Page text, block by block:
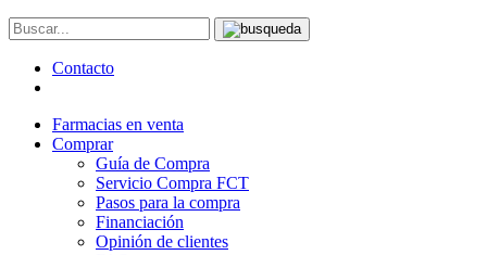
Contacto
Farmacias en venta
Comprar
Guía de Compra
Servicio Compra FCT
Pasos para la compra
Financiación
Opinión de clientes